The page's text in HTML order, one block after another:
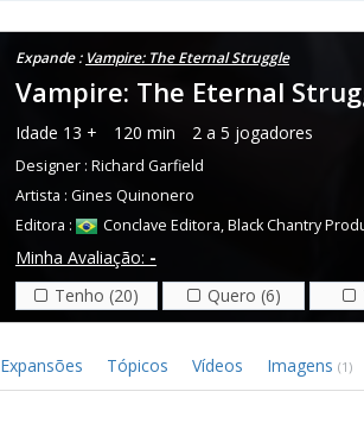
Expande : Vampire: The Eternal Struggle
Vampire: The Eternal
Idade 13 + 120 min 2 a 5 jogadores
Designer : Richard Garfield
Artista : Gines Quinonero
Editora :
Conclave Editora,Black Chantry
Minha Avaliação: -
Tenho (20)
Quero (6)
Expansões Tópicos Vídeos Imagens (1)